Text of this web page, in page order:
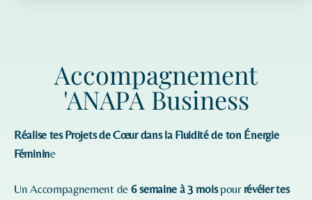
Accompagnement
'ANAPA Business
Réalise tes Projets de Cœur dans la Fluidité de ton Énergie
Féminine
Un Accompagnement de 6 semaine à 3 moispour révéler tes